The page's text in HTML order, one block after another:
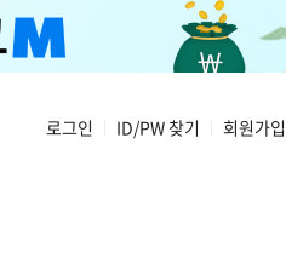
로그인 ID/PW 찾기 회원가입